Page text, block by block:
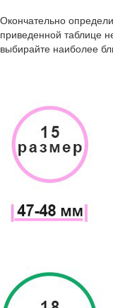
Окончательно
приведенной таблице
выбирайте наиболее